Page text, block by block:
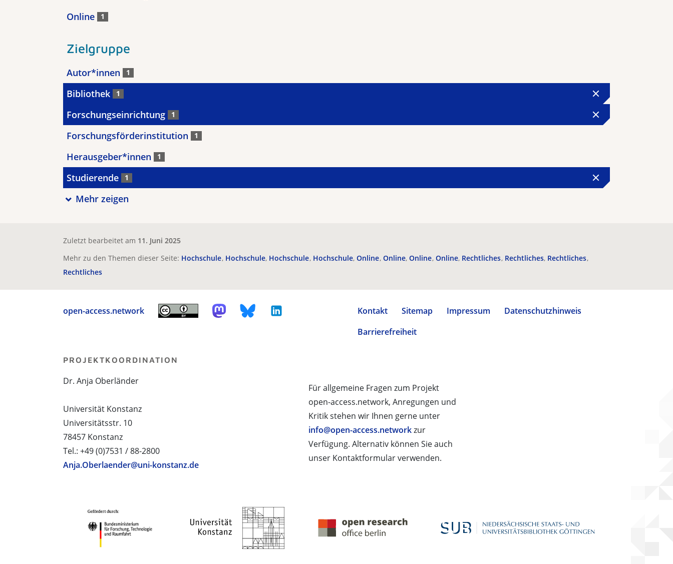
Online 1
Zielgruppe
Autor*innen 1
Bibliothek 1
Forschungseinrichtung 1
Forschungsförderinstitution 1
Herausgeber*innen 1
Studierende 1
Mehr zeigen
Zuletzt bearbeitet am 11. Juni 2025
Mehr zu den Themen dieser Seite: Hochschule Hochschule Hochschule Hochschule Online Online Online Online Rechtliches Rechtliches Rechtliches
Rechtliches
open-access.network Kontakt Sitemap Impressum
Datenschutzhinweis
Barrierefreiheit
Für allgemeine Fragen zum Projekt
open-access.network, Anregungen und
Kritik stehen wir Ihnen gerne unter
info@open-access.networkzur
Verfügung. Alternativ können Sie auch
unser Kontaktformular verwenden.
PROJEKTKOORDINATION
Dr. Anja Oberländer
Universität Konstanz
Universitätsstr. 10
78457 Konstanz
Tel.: +49 (0)7531 / 88-2800
Anja.Oberlaender@uni-konstanz.de